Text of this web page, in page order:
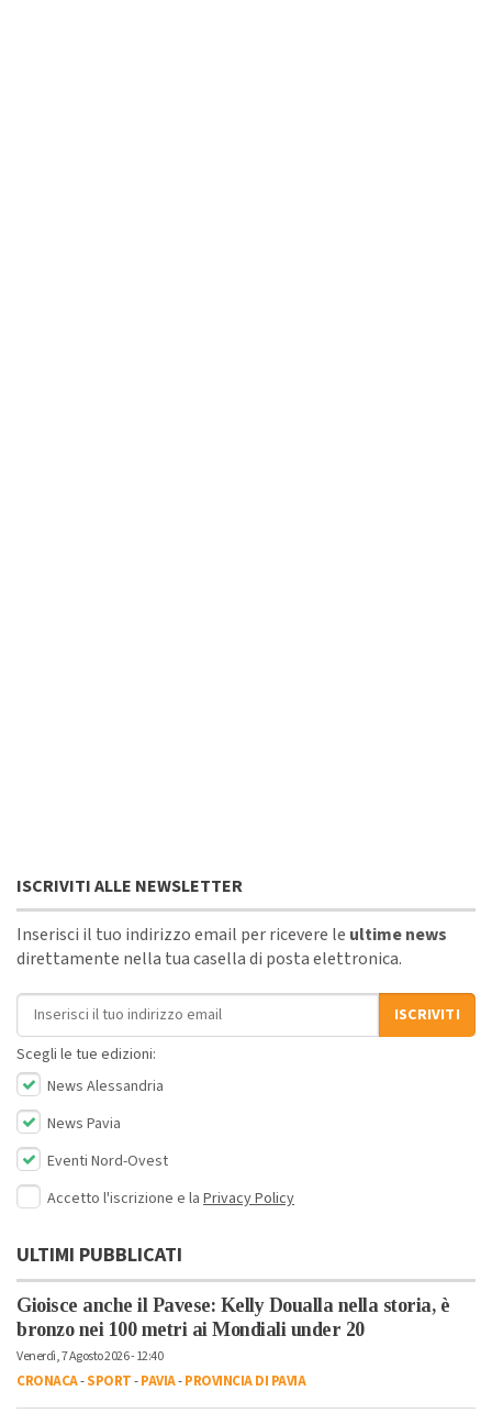
ISCRIVITI ALLE NEWSLETTER
Inserisci il tuo indirizzo email per ricevere le ultime news
direttamente nella tua casella di posta elettronica.
Indirizzo email
ISCRIVITI
Scegli le tue edizioni:
News Alessandria
News Pavia
Eventi Nord-Ovest
Accetto l'iscrizione e la Privacy Policy
ULTIMI PUBBLICATI
Gioisce anche il Pavese: Kelly Doualla nella storia, è
bronzo nei 100 metri ai Mondiali under 20
Venerdì, 7 Agosto 2026 - 12:40
CRONACA-SPORT-PAVIA-PROVINCIA DI PAVIA